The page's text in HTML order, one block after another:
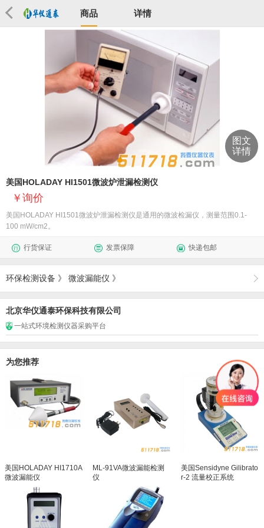
商品 详情
图文
详情
美国HOLADAY HI1501微波炉泄漏检测仪
询价
美国HOLADAY HI1501微波炉泄漏检测仪是通用的微波检漏仪，测量范围0.1-
100 mW/cm2。
行货保证 发票保障 快递包邮
环保检测设备 》 微波漏能仪 》
北京华仪通泰环保科技有限公司
一站式环境检测仪器采购平台
为您推荐
美国HOLADAY HI1710A
微波漏能仪
ML-91VA微波漏能检测
仪
美国Sensidyne Gilibrato
r-2 流量校正系统